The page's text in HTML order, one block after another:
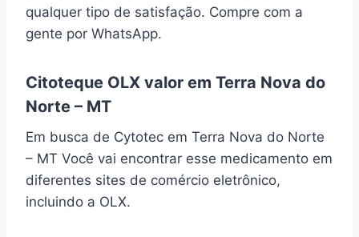
qualquer tipo de satisfação. Compre com a
gente por WhatsApp.
Citoteque OLX valor em Terra Nova do
Norte – MT
Em busca de Cytotec em Terra Nova do Norte
– MT Você vai encontrar esse medicamento em
diferentes sites de comércio eletrônico,
incluindo a OLX.